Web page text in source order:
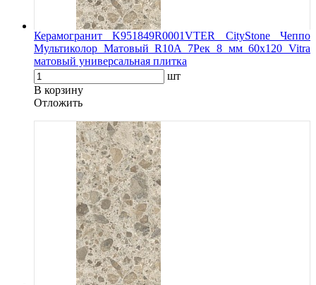
Керамогранит K951849R0001VTER CityStone Чеппо
Мультиколор Матовый R10A 7Рек 8 мм 60х120 Vitra
матовый универсальная плитка
шт
В корзину
Oтложить